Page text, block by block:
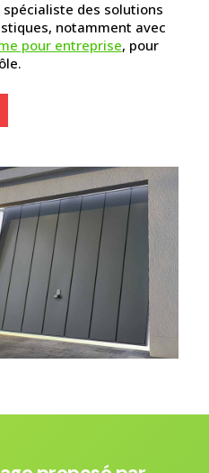
des solutions
notamment avec
pour entreprise, pour